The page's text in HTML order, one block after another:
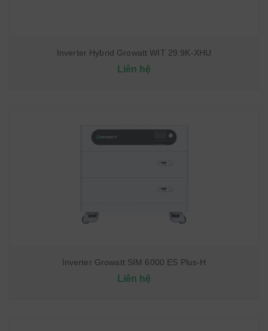
Inverter Hybrid Growatt WIT 29.9K-XHU
Liên hệ
Inverter Growatt SIM 6000 ES Plus-H
Liên hệ